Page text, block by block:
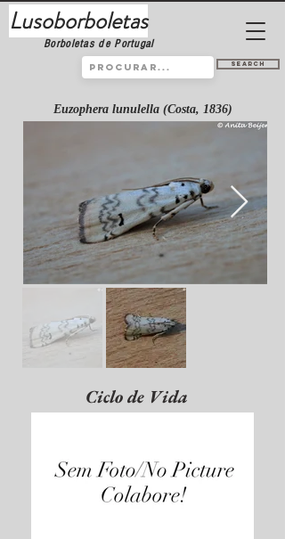
Lusoborboletas
Borboletas de Portugal
Search
Euzophera lunulella (Costa, 1836)
Ciclo de Vida